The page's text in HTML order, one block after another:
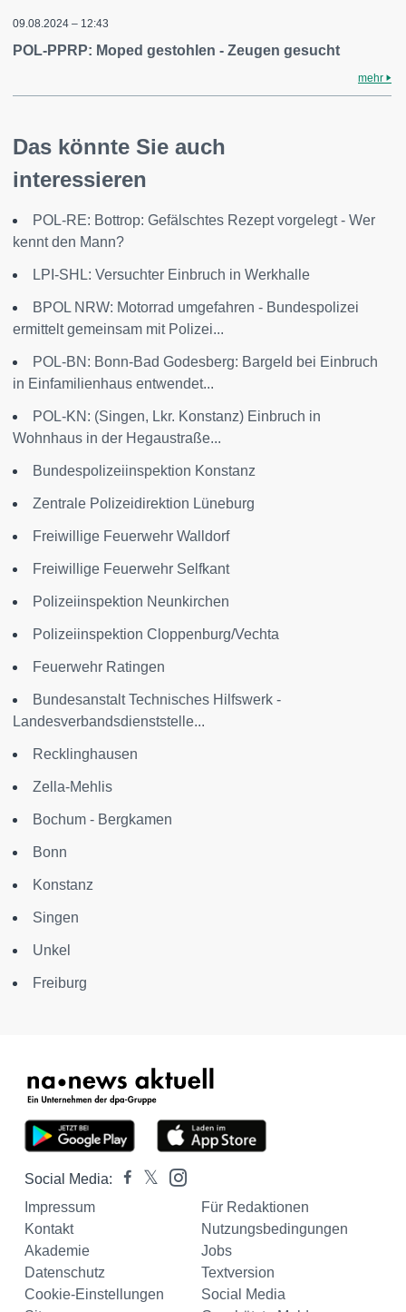
09.08.2024 – 12:43
POL-PPRP: Moped gestohlen - Zeugen gesucht
mehr
Das könnte Sie auch
interessieren
POL-RE: Bottrop: Gefälschtes Rezept vorgelegt - Wer
kennt den Mann?
LPI-SHL: Versuchter Einbruch in Werkhalle
BPOL NRW: Motorrad umgefahren - Bundespolizei
ermittelt gemeinsam mit Polizei...
POL-BN: Bonn-Bad Godesberg: Bargeld bei Einbruch
in Einfamilienhaus entwendet...
POL-KN: (Singen, Lkr. Konstanz) Einbruch in
Wohnhaus in der Hegaustraße...
Bundespolizeiinspektion Konstanz
Zentrale Polizeidirektion Lüneburg
Freiwillige Feuerwehr Walldorf
Freiwillige Feuerwehr Selfkant
Polizeiinspektion Neunkirchen
Polizeiinspektion Cloppenburg/Vechta
Feuerwehr Ratingen
Bundesanstalt Technisches Hilfswerk -
Landesverbandsdienststelle...
Recklinghausen
Zella-Mehlis
Bochum - Bergkamen
Bonn
Konstanz
Singen
Unkel
Freiburg
Social Media:
Impressum
Für Redaktionen
Kontakt
Nutzungsbedingungen
Akademie
Jobs
Datenschutz
Textversion
Cookie-Einstellungen
Social Media